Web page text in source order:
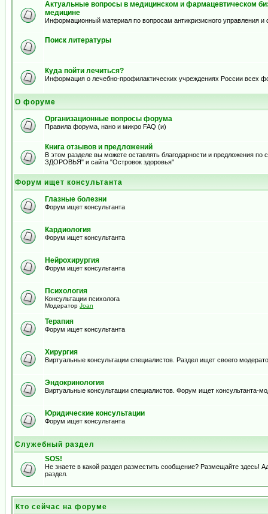
Актуальные вопросы в медицинском и фармацевтическом
медицине
Информационный материал по вопросам антикризисного управления и
Поиск литературы
Куда пойти лечиться?
Информация о лечебно-профилактических учреждениях России всех
О форуме
Организационные вопросы форума
Правила форума, нано и микро FAQ (и)
Книга отзывов и предложений
В этом разделе вы можете оставлять благодарности и предложения
ЗДОРОВЬЯ" и сайта "Островок здоровья"
Форум ищет консультанта
Глазные болезни
Форум ищет консультанта
Кардиология
Форум ищет консультанта
Нейрохирургия
Форум ищет консультанта
Психология
Консультации психолога
Модератор Joan
Терапия
Форум ищет консультанта
Хирургия
Виртуальные консультации специалистов. Раздел ищет своего
Эндокринология
Виртуальные консультации специалистов. Форум ищет консультанта-
Юридические консультации
Форум ищет консультанта
Служебный раздел
SOS!
Не знаете в какой раздел разместить сообщение? Размещайте здесь!
раздел.
Кто сейчас на форуме